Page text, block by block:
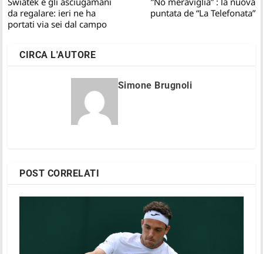
da regalare: ieri ne ha
portati via sei dal campo
puntata de “La Telefonata”
CIRCA L'AUTORE
Simone Brugnoli
POST CORRELATI